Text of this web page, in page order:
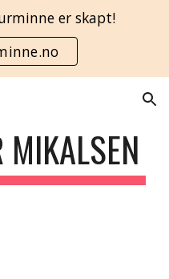
Skip to navigation
er skapt!
MIKALSEN